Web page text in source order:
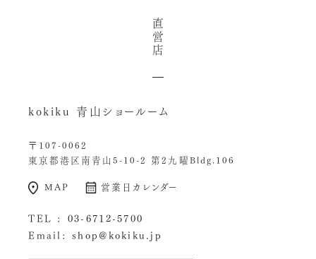
直
営
店
kokiku 青山ショールーム
〒107-0062
東京都港区南青山5-10-2 第2九曜Bldg.106
MAP 営業日カレンダー
TEL : 03-6712-5700
Email:shop@kokiku.jp